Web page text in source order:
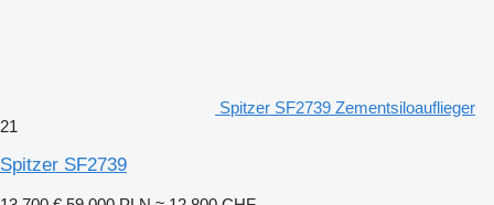
Spitzer SF2739 Zementsiloauflieger
21
Spitzer SF2739